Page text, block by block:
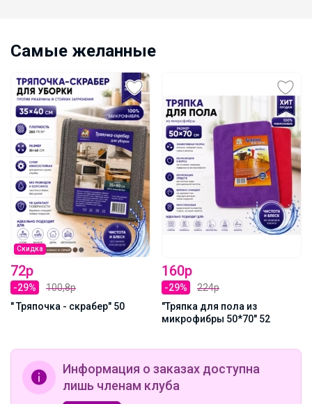
Самые желанные
Скидка
72р
-29%
100,8р
" Тряпочка - скрабер" 50
160р
-29%
224р
"Тряпка для пола из
микрофибры 50*70" 52
Информация о заказах доступна
лишь членам клуба